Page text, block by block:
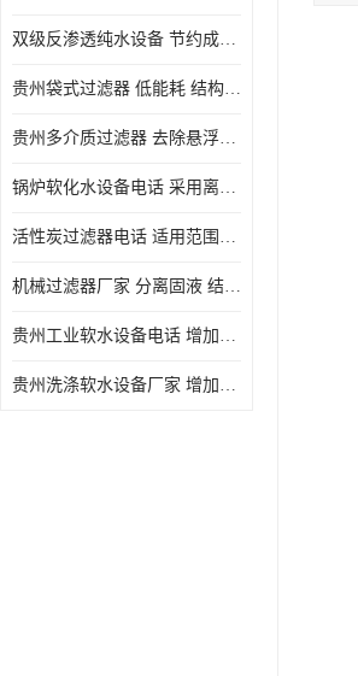
双级反渗透纯水设备 节约成本 提供高纯度水
贵州袋式过滤器 低能耗 结构简单
贵州多介质过滤器 去除悬浮物 防止水垢和堵塞
锅炉软化水设备电话 采用离子交换技术 减少维修和更换的成本
活性炭过滤器电话 适用范围广 防止水垢和堵塞
机械过滤器厂家 分离固液 结构简单
贵州工业软水设备电话 增加清洁效果 使水更加清澈 干净
贵州洗涤软水设备厂家 增加清洁效果 减少维修和更换的成本